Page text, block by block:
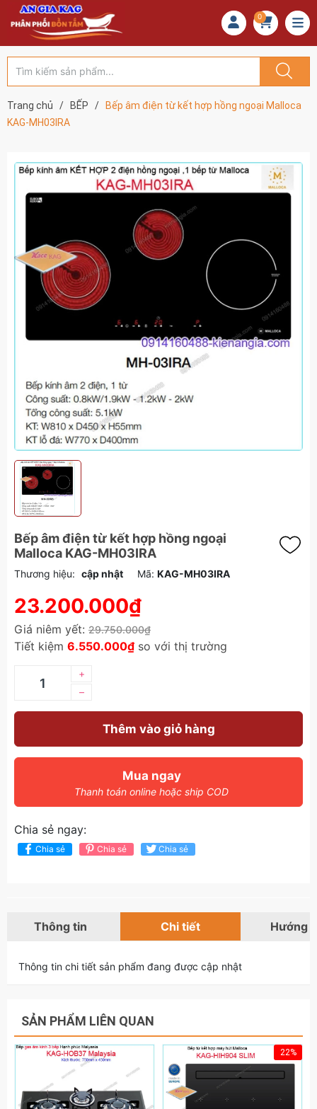
0
Trang chủ / BẾP /
Bếp âm điện từ kết hợp hồng ngoại Malloca
KAG-MH03IRA
Bếp âm điện từ kết hợp hồng ngoại
Malloca KAG-MH03IRA
Thương hiệu: cập nhật Mã: KAG-MH03IRA
23.200.000₫
Giá niêm yết: 29.750.000₫
Tiết kiệm 6.550.000₫ so với thị trường
–
+
Thêm vào giỏ hàng
Mua ngay
Thanh toán online hoặc ship COD
Chia sẻ ngay:
Chia sẻ Chia sẻ Chia sẻ
Thông tin Chi tiết Hướng
Thông tin chi tiết sản phẩm đang được cập nhật
SẢN PHẨM LIÊN QUAN
22%